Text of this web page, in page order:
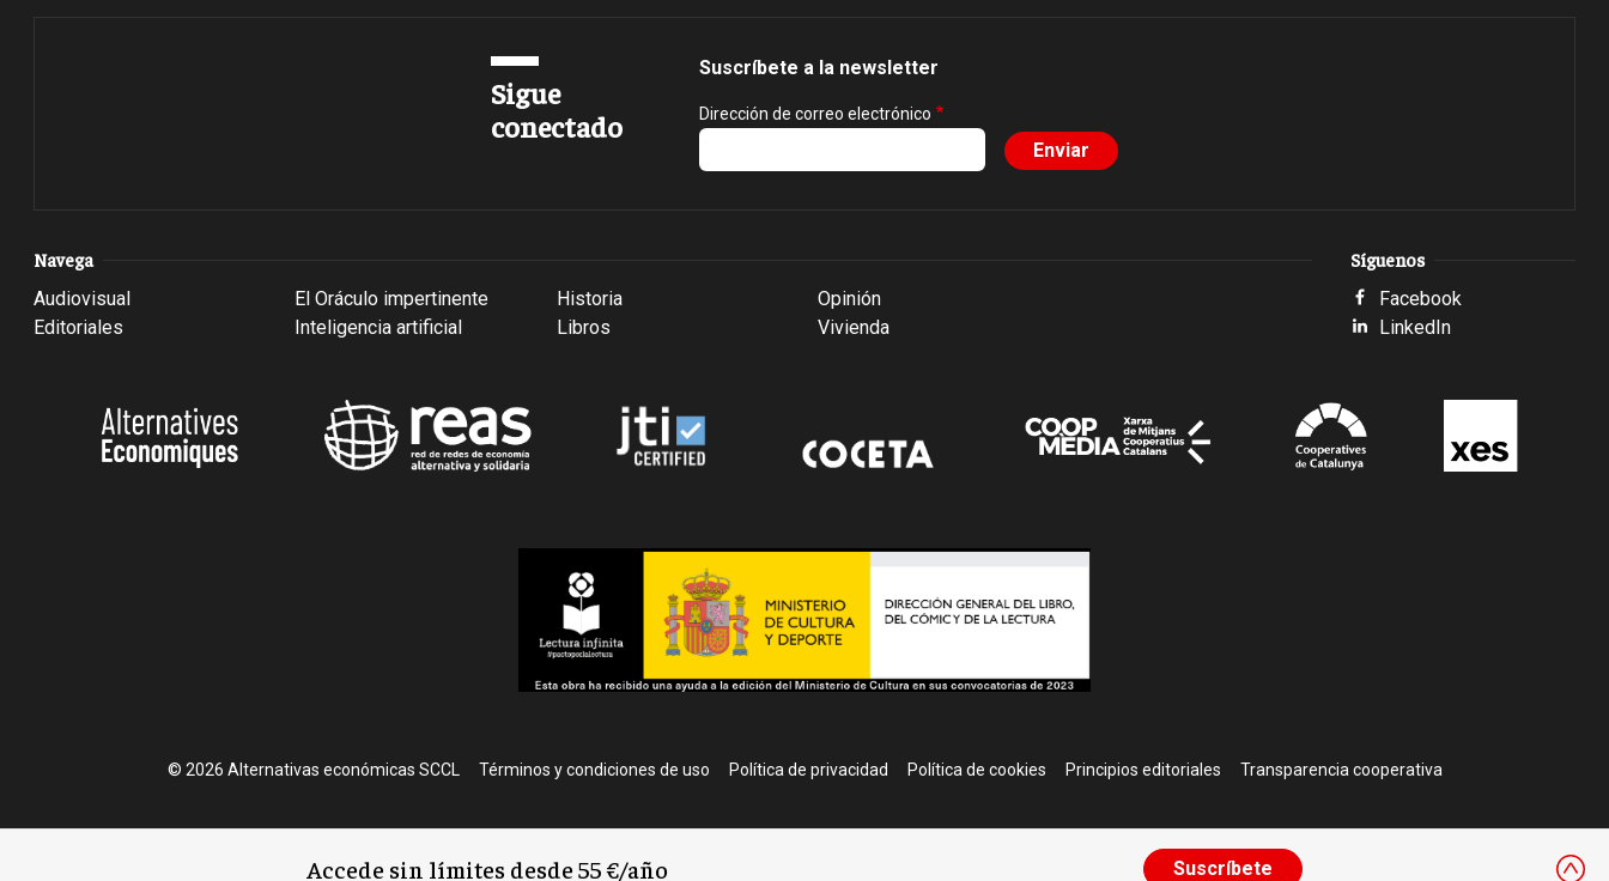
Accede sin límites desde 55 €/año Suscríbete
Sigue
conectado
Suscríbete a la newsletter
Dirección de correo electrónico
Navega
Audiovisual
Editoriales
El Oráculo impertinente
Inteligencia artificial
Historia
Libros
Opinión
Vivienda
Síguenos
Facebook
LinkedIn
© 2026 Alternativas económicas SCCL Footer
Términos y condiciones de uso Política de privacidad Política de cookies Principios editoriales Transparencia cooperativa